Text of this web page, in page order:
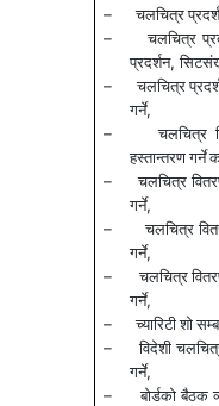
–चलचित्र
–चलचित्र
प्रदर्शन,
–चलचित्र
गर्ने,
–चलचित्र
हस्तान्तरण गर्ने
–चलचित्र
गर्ने,
–चलचित्र
गर्ने,
–चलचित्र
गर्ने,
–च्यारिटी शो
–विदेशी
गर्ने,
–बोर्डको बैठक